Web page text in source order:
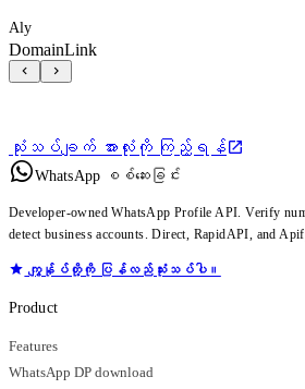
Aly
DomainLink
သုံးသပ်ချက် အားလုံးကို ကြည့်ရန်
WhatsApp စစ်ဆေးခြင်း
Developer-owned WhatsApp Profile API. Verify
detect business accounts. Direct, RapidAPI, and
ကျွန်ုပ်တို့ကို ပြန်လည်သုံးသပ်ပါ။
Product
Features
WhatsApp DP download